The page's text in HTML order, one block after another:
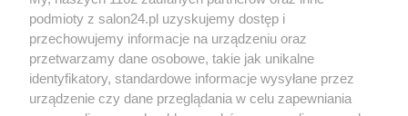
Społeczeństwo
Kultura
podmioty z salon24.pl uzyskujemy dostęp i
przechowujemy informacje na urządzeniu oraz
przetwarzamy dane osobowe, takie jak unikalne
identyfikatory, standardowe informacje wysyłane przez
urządzenie czy dane przeglądania w celu zapewniania